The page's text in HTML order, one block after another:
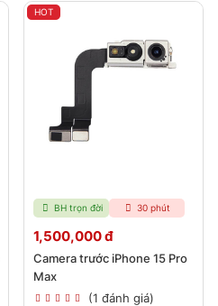
HOT
BH trọn đời 30 phút
1,500,000 đ
Camera trước iPhone 15 Pro
Max
(1 đánh giá)